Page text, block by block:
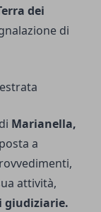
dei
di
Marianella,
a
attività,
giudiziarie.